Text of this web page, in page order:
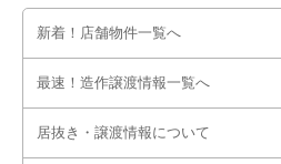
新着！店舗物件一覧へ
最速！造作譲渡情報一覧へ
居抜き・譲渡情報について